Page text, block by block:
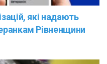
які надають
Рівненщини